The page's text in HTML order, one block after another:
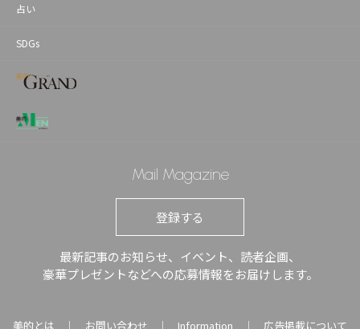
占い
SDGs
Mail Magazine
登録する
最新記事のお知らせ、イベント、読者企画、
豪華プレゼントなどへの応募情報をお届けします。
美的とは ｜ お問い合わせ ｜ Information ｜ 広告掲載について